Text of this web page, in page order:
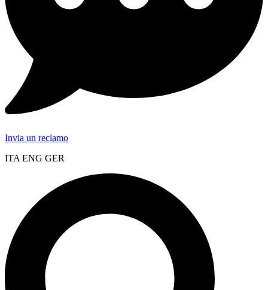
Invia un reclamo
ITA ENG GER